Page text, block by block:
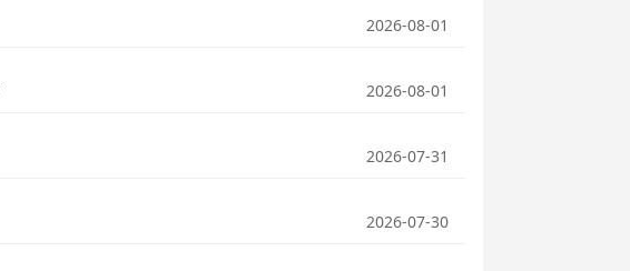
2026-08-01
2026-08-01
2026-07-31
2026-07-30